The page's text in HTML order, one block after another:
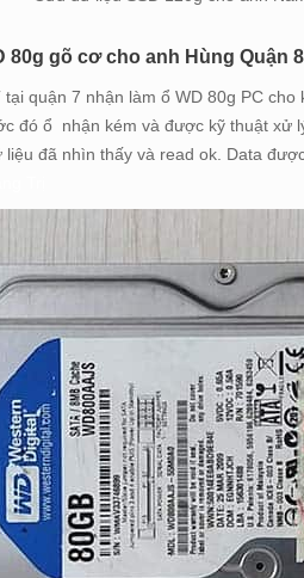
80g gõ cơ cho anh Hùng Quận
quận 7 nhận làm ổ WD 80g PC
đó ổ nhận kém và được kỹ thuật xử
đã nhìn thấy và read ok. Data